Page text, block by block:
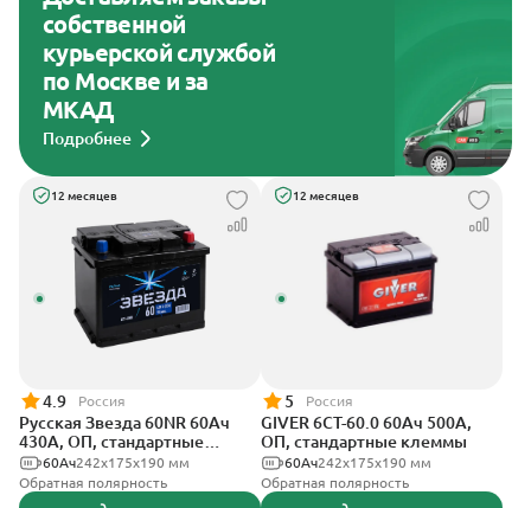
собственной
курьерской службой
по Москве и за
МКАД
Подробнее
12 месяцев
4.9 Россия
Русская Звезда 60NR 60Ач
430А, ОП, стандартные
клеммы242x175x190 мм
60Ач
Обратная полярность
12 месяцев
5 Россия
GIVER 6СТ-60.0 60Ач 500А,
ОП, стандартные клеммы
242х175х190 мм
60Ач
Обратная полярность